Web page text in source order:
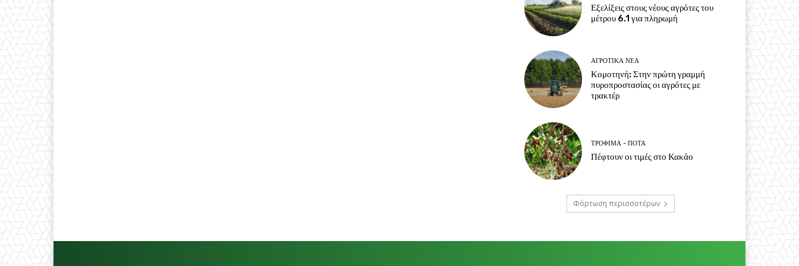
Εξελίξεις στους νέους αγρότες του
μέτρου 6.1 για πληρωμή
ΑΓΡΟΤΙΚΆ ΝΈΑ
Κομοτηνή: Στην πρώτη γραμμή
πυροπροστασίας οι αγρότες με
τρακτέρ
ΤΡΌΦΙΜΑ - ΠΟΤΆ
Πέφτουν οι τιμές στο Κακάο
Φόρτωση περισσοτέρων